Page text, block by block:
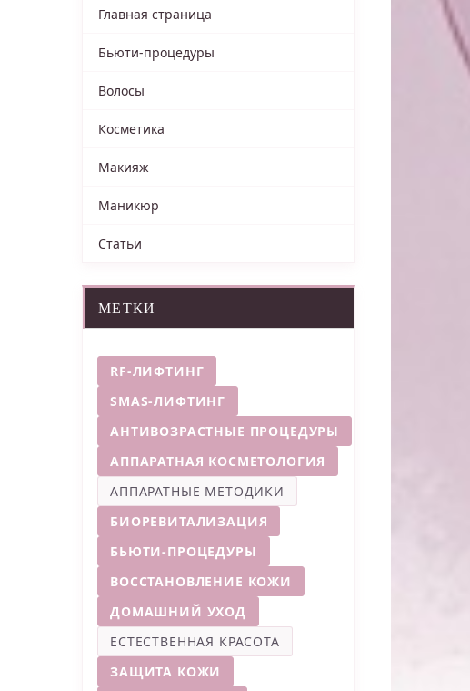
Главная страница
Бьюти-процедуры
Волосы
Косметика
Макияж
Маникюр
Статьи
МЕТКИ
RF-ЛИФТИНГ
SMAS-ЛИФТИНГ
АНТИВОЗРАСТНЫЕ ПРОЦЕДУРЫ
АППАРАТНАЯ КОСМЕТОЛОГИЯ
АППАРАТНЫЕ МЕТОДИКИ
БИОРЕВИТАЛИЗАЦИЯ
БЬЮТИ-ПРОЦЕДУРЫ
ВОССТАНОВЛЕНИЕ КОЖИ
ДОМАШНИЙ УХОД
ЕСТЕСТВЕННАЯ КРАСОТА
ЗАЩИТА КОЖИ